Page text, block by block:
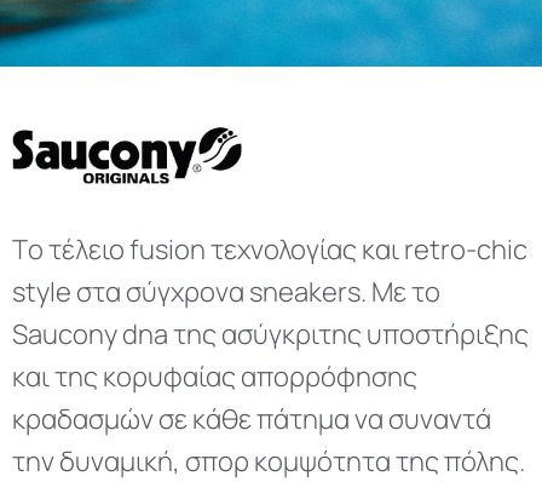
Tο τέλειο fusion τεχνολογίας και retro-chic
style στα σύγχρονα sneakers. Mε το
Saucony dna της ασύγκριτης υποστήριξης
και της κορυφαίας απορρόφησης
κραδασμών σε κάθε πάτημα να συναντά
την δυναμική, σπορ κομψότητα της πόλης.